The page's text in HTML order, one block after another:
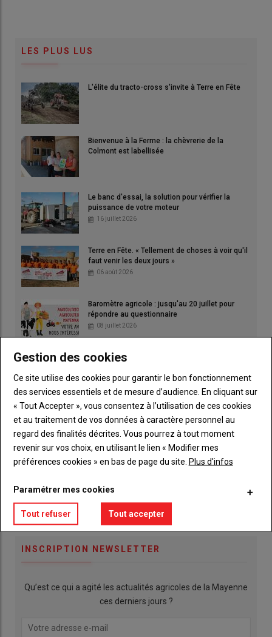
LES PLUS LUS
L'élite du tracto-cross s'invite à Terre en Fête
Bienvenue à la Ferme : la chèvrerie de la
Colmont est labellisée
Le banc d'essai, la solution pour vérifier la
puissance de votre moteur
16 juillet 2026
Terre en Fête. « Tellement de choses à voir qu'il
faut venir les deux jours »
06 août 2026
Baromètre agricole : jusqu'au 20 juillet pour
répondre au questionnaire
08 juillet 2026
INSCRIPTION NEWSLETTER
Qu’est ce qui a agité les actualités agricoles de la Mayenne
ces derniers jours ?
Gestion des cookies
Ce site utilise des cookies pour garantir le bon fonctionnement
des services essentiels et de mesure d’audience. En cliquant sur
« Tout Accepter », vous consentez à l’utilisation de ces cookies
et au traitement de vos données à caractère personnel au
regard des finalités décrites. Vous pourrez à tout moment
revenir sur vos choix, en utilisant le lien « Modifier mes
préférences cookies » en bas de page du site. Plus d'infos
Paramétrer mes cookies
Tout refuser Tout accepter